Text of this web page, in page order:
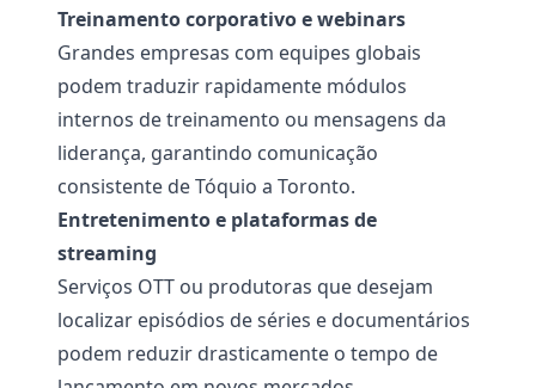
Treinamento corporativo e webinars
Grandes empresas com equipes globais
podem traduzir rapidamente módulos
internos de treinamento ou mensagens da
liderança, garantindo comunicação
consistente de Tóquio a Toronto.
Entretenimento e plataformas de
streaming
Serviços OTT ou produtoras que desejam
localizar episódios de séries e documentários
podem reduzir drasticamente o tempo de